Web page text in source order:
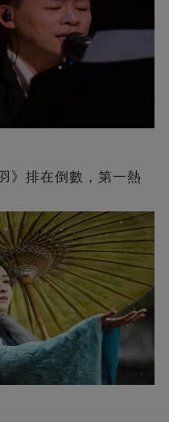
》排在倒數，第一熱